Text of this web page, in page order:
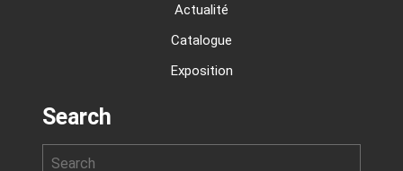
Actualité
Catalogue
Exposition
Search